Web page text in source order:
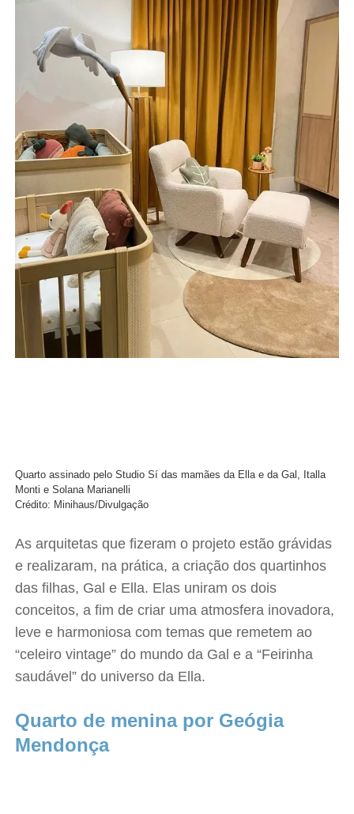
Quarto assinado pelo Studio Sí das mamães da Ella e da Gal, Italla
Monti e Solana Marianelli
Crédito: Minihaus/Divulgação
As arquitetas que fizeram o projeto estão grávidas
e realizaram, na prática, a criação dos quartinhos
das filhas, Gal e Ella. Elas uniram os dois
conceitos, a fim de criar uma atmosfera inovadora,
leve e harmoniosa com temas que remetem ao
“celeiro vintage” do mundo da Gal e a “Feirinha
saudável” do universo da Ella.
Quarto de menina por Geógia
Mendonça